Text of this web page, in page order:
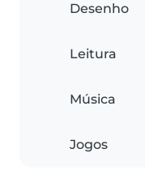
Desenho
Leitura
Música
Jogos